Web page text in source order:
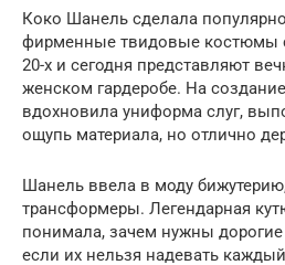
Коко Шанель сделала
фирменные твидовые костюмы
20-х и сегодня представляют
женском гардеробе. На
вдохновила униформа слуг,
ощупь материала, но отлично
Шанель ввела в моду
трансформеры. Легендарная
понимала, зачем нужны
если их нельзя надевать